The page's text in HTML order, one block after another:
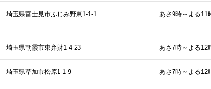
埼玉県富士見市ふじみ野東1-1-1 あさ9時～よる11
埼玉県朝霞市東弁財1-4-23 あさ7時～よる12
埼玉県草加市松原1-1-9 あさ7時～よる12